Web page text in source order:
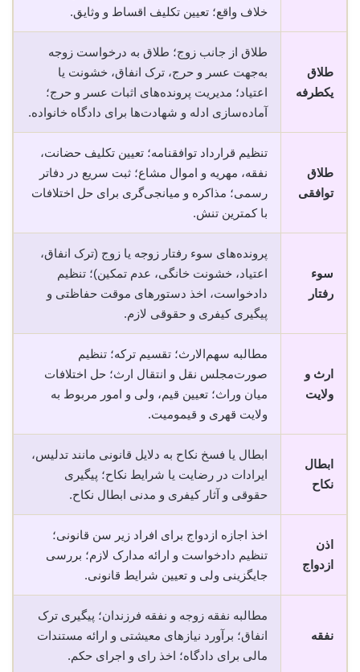
خلاف واقع؛ تعیین تکلیف اقساط و وثایق.
طلاق
یکطرفه
طلاق از جانب زوج؛ طلاق به درخواست زوجه
به‌جهت عسر و حرج، ترک انفاق، خشونت یا
اعتیاد؛ مدیریت پرونده‌های اثبات عسر و حرج؛
آماده‌سازی ادله و شهادت‌ها برای دادگاه خانواده.
طلاق
توافقی
تنظیم قرارداد توافقنامه؛ تعیین تکلیف حضانت،
نفقه، مهریه و اموال مشاع؛ ثبت سریع در دفاتر
رسمی؛ مذاکره و میانجی‌گری برای حل اختلافات
با کمترین تنش.
سوء
رفتار
پرونده‌های سوء رفتار زوجه یا زوج (ترک انفاق،
اعتیاد، خشونت خانگی، عدم تمکین)؛ تنظیم
دادخواست، اخذ دستورهای موقت حفاظتی و
پیگیری کیفری و حقوقی لازم.
ارث و
ولایت
مطالبه سهم‌الارث؛ تقسیم ترکه؛ تنظیم
صورت‌مجلس نقل و انتقال ارث؛ حل اختلافات
میان وراث؛ تعیین قیم، ولی و امور مربوط به
ولایت قهری و قیمومیت.
ابطال
نکاح
ابطال یا فسخ نکاح به دلایل قانونی مانند تدلیس،
ایرادات در رضایت یا شرایط نکاح؛ پیگیری
حقوقی و آثار کیفری و مدنی ابطال نکاح.
اذن
ازدواج
اخذ اجازه ازدواج برای افراد زیر سن قانونی؛
تنظیم دادخواست و ارائه مدارک لازم؛ بررسی
جایگزینی ولی و تعیین شرایط قانونی.
نفقه
مطالبه نفقه زوجه و نفقه فرزندان؛ پیگیری ترک
انفاق؛ برآورد نیازهای معیشتی و ارائه مستندات
مالی برای دادگاه؛ اخذ رای و اجرای حکم.